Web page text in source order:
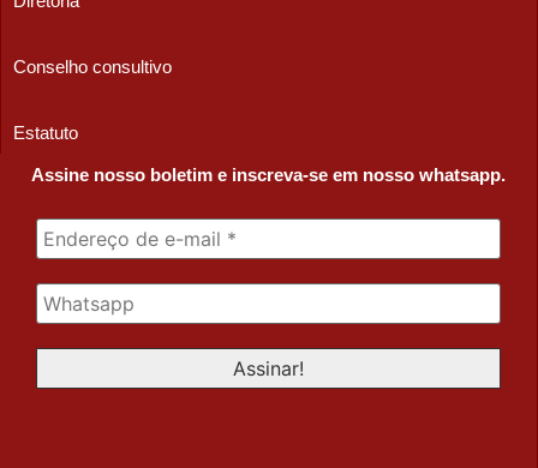
Conselho consultivo
Estatuto
Assine nosso boletim e inscreva-se em nosso whatsapp.